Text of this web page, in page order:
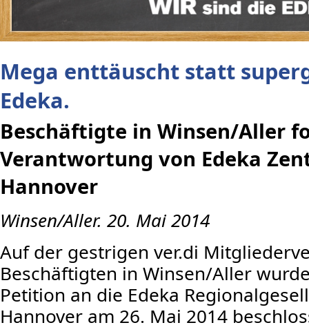
Mega enttäuscht statt
Edeka.
Beschäftigte in Winsen/Aller
Verantwortung von Edeka
Hannover
Winsen/Aller. 20. Mai 2014
Auf der gestrigen ver.di
Beschäftigten in Winsen/Aller
Petition an die Edeka
Hannover am 26. Mai 2014